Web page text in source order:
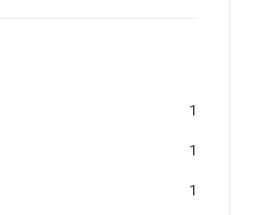
1
1
1